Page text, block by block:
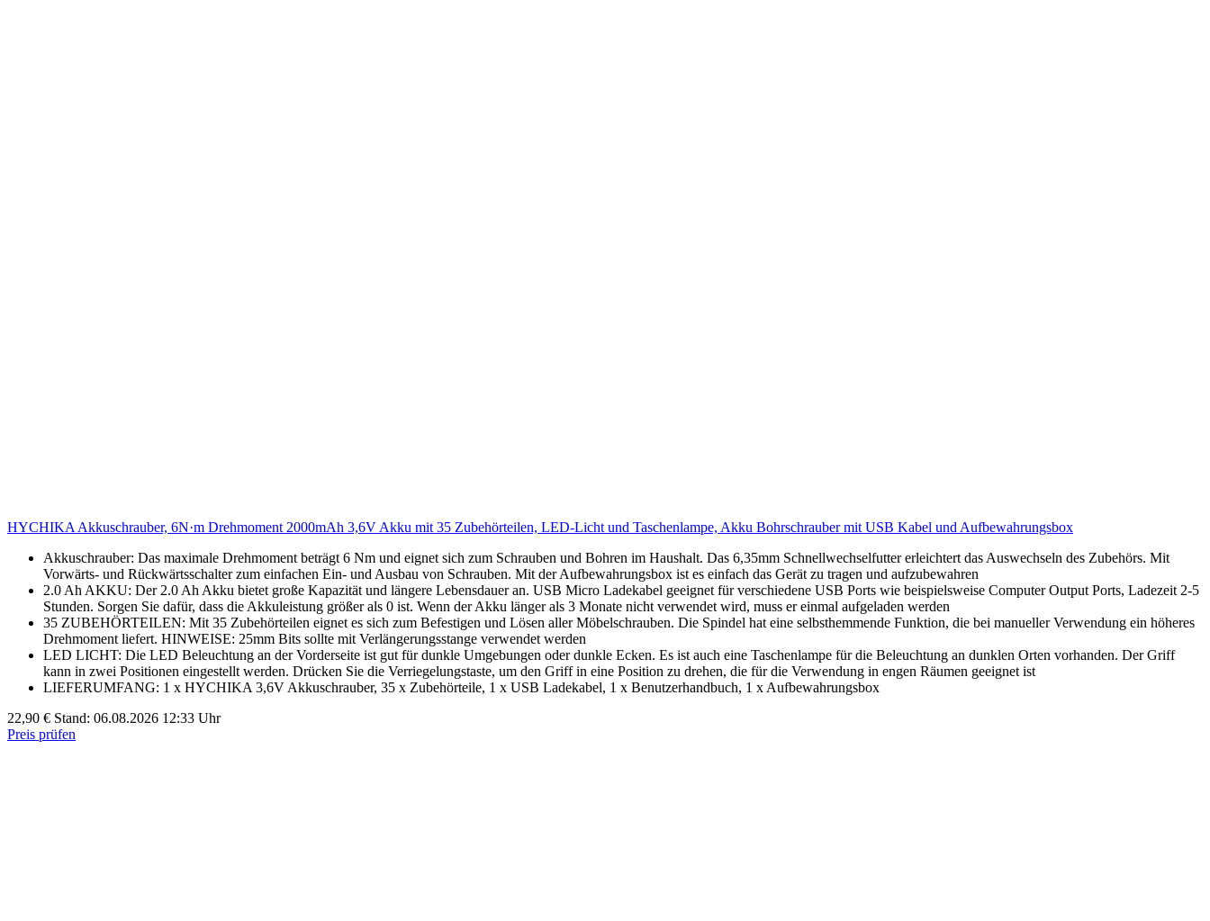
HYCHIKA Akkuschrauber, 6N·m Drehmoment 2000mAh 3,6V Akku mit 35 Zubehörteilen, LED-Licht und Taschenlampe, Akku Bohrschrauber mit USB Kabel und Aufbewahrungsbox
Akkuschrauber: Das maximale Drehmoment beträgt 6 Nm und eignet sich zum Schrauben und Bohren im Haushalt. Das 6,35mm Schnellwechselfutter erleichtert das Auswechseln des Zubehörs. Mit
Vorwärts- und Rückwärtsschalter zum einfachen Ein- und Ausbau von Schrauben. Mit der Aufbewahrungsbox ist es einfach das Gerät zu tragen und aufzubewahren
2.0 Ah AKKU: Der 2.0 Ah Akku bietet große Kapazität und längere Lebensdauer an. USB Micro Ladekabel geeignet für verschiedene USB Ports wie beispielsweise Computer Output Ports, Ladezeit 2-5
Stunden. Sorgen Sie dafür, dass die Akkuleistung größer als 0 ist. Wenn der Akku länger als 3 Monate nicht verwendet wird, muss er einmal aufgeladen werden
35 ZUBEHÖRTEILEN: Mit 35 Zubehörteilen eignet es sich zum Befestigen und Lösen aller Möbelschrauben. Die Spindel hat eine selbsthemmende Funktion, die bei manueller Verwendung ein höheres
Drehmoment liefert. HINWEISE: 25mm Bits sollte mit Verlängerungsstange verwendet werden
LED LICHT: Die LED Beleuchtung an der Vorderseite ist gut für dunkle Umgebungen oder dunkle Ecken. Es ist auch eine Taschenlampe für die Beleuchtung an dunklen Orten vorhanden. Der Griff
kann in zwei Positionen eingestellt werden. Drücken Sie die Verriegelungstaste, um den Griff in eine Position zu drehen, die für die Verwendung in engen Räumen geeignet ist
LIEFERUMFANG: 1 x HYCHIKA 3,6V Akkuschrauber, 35 x Zubehörteile, 1 x USB Ladekabel, 1 x Benutzerhandbuch, 1 x Aufbewahrungsbox
22,90 € Stand: 06.08.2026 12:33 Uhr
Preis prüfen